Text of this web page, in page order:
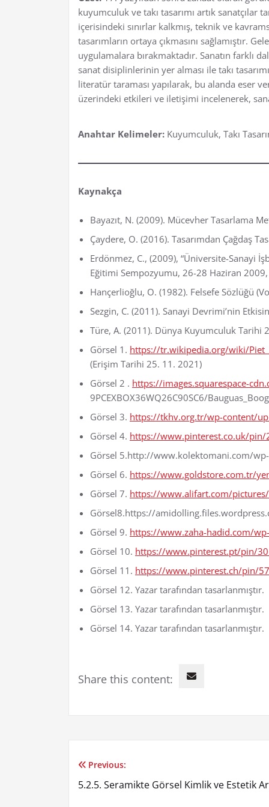
kuyumculuk ve takı tasarımı artık
içerisindeki sınırlar kalkmış, teknik ve
tasarımların ortaya çıkmasını sağlamıştır.
uygulamalara bırakmaktadır. Sanatın farklı
sanat disiplinlerinin yer alması ile takı
literatür taraması yapılarak, bu alanda eser
üzerindeki etkileri ve iletişimi incelenerek,
Anahtar Kelimeler: Kuyumculuk, Takı
Kaynakça
Bayazıt, N. (2009). Mücevher Tasarlama
Çaydere, O. (2016). Tasarımdan Çağdaş
Erdönmez, C., (2009), “Üniversite-Sanayi
Eğitimi Sempozyumu, 26-28 Haziran 2009,
Hançerlioğlu, O. (1982). Felsefe Sözlüğü
Sezgin, C. (2011). Sanayi Devrimi’nin
Türe, A. (2011). Dünya Kuyumculuk Tarihi
Görsel 1. https://tr.wikipedia.org/wiki/
(Erişim Tarihi 25. 11. 2021)
Görsel 2 . https://images.squarespace-
9PCEXBOX36WQ26C90SC6/
Görsel 3. https://tkhv.org.tr/wp-content/
Görsel 4. https://www.pinterest.co.uk/
Görsel 5.http://www.kolektomani.com/
Görsel 6. https://www.goldstore.com.tr/
Görsel 7. https://www.alifart.com/
Görsel8.https://
Görsel 9. https://www.zaha-hadid.com/
Görsel 10. https://www.pinterest.pt/pin/
Görsel 11. https://www.pinterest.ch/pin/
Görsel 12. Yazar tarafından tasarlanmıştır.
Görsel 13. Yazar tarafından tasarlanmıştır.
Görsel 14. Yazar tarafından tasarlanmıştır.
Share this content:
Yazı
Previous:
5.2.5. Seramikte Görsel Kimlik ve Estetik